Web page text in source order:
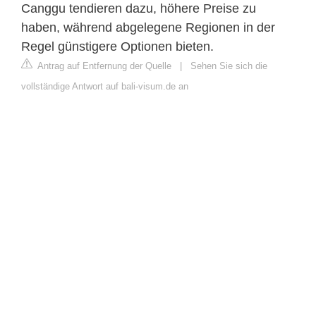
Canggu tendieren dazu, höhere Preise zu
haben, während abgelegene Regionen in der
Regel günstigere Optionen bieten.
Antrag auf Entfernung der Quelle | Sehen Sie sich die
vollständige Antwort auf bali-visum.de an